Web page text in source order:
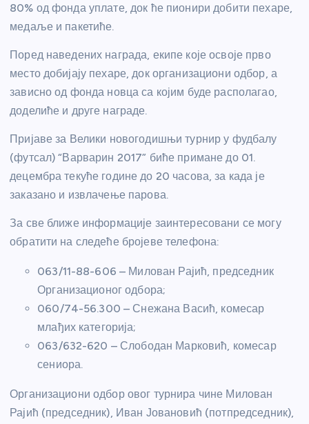
80% од фонда уплате, док ће пионири добити пехаре,
медаље и пакетиће.
Поред наведених награда, екипе које освоје прво
место добијају пехаре, док организациони одбор, а
зависно од фонда новца са којим буде располагао,
доделиће и друге награде.
Пријаве за Велики новогодишњи турнир у фудбалу
(футсал) “Варварин 2017” биће примане до 01.
децембра текуће године до 20 часова, за када је
заказано и извлачење парова.
За све ближе информације заинтересовани се могу
обратити на следеће бројеве телефона:
063/11-88-606 – Милован Рајић, председник
Организационог одбора;
060/74-56.300 – Снежана Васић, комесар
млађих категорија;
063/632-620 – Слободан Марковић, комесар
сениора.
Организациони одбор овог турнира чине Милован
Рајић (председник), Иван Јовановић (потпредседник),